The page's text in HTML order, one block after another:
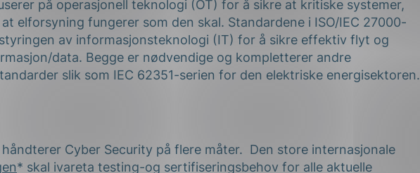
på operasjonell teknologi (OT) for å sikre at kritiske systemer,
elforsyning fungerer som den skal. Standardene i ISO/IEC 27000-
av informasjonsteknologi (IT) for å sikre effektiv flyt og
data. Begge er nødvendige og kompletterer andre
slik som IEC 62351-serien for den elektriske energisektoren.
håndterer Cyber Security på flere måter. Den store internasjonale
* skal ivareta testing-og sertifiseringsbehov for alle aktuelle